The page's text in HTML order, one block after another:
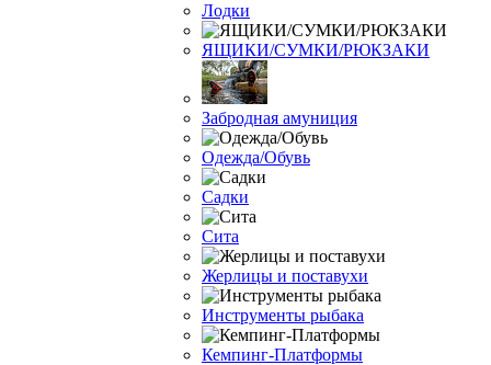
Лодки
ЯЩИКИ/СУМКИ/РЮКЗАКИ
Забродная амуниция
Одежда/Обувь
Садки
Сита
Жерлицы и поставухи
Инструменты рыбака
Кемпинг-Платформы